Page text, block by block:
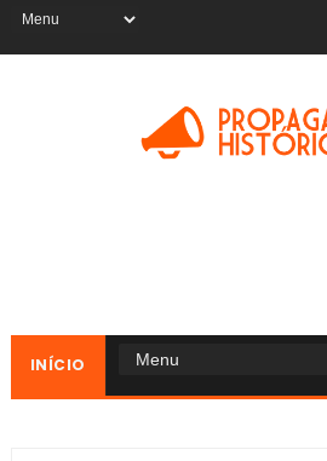
INÍCIO